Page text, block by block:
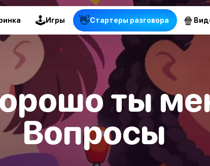
🕹Игры 👋Стартеры разговора 🍿
ты
Вопросы